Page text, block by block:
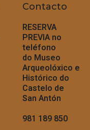
Contacto
RESERVA
PREVIA no
teléfono
do Museo
Arqueolóxico e
Histórico do
Castelo de
San Antón
981 189 850